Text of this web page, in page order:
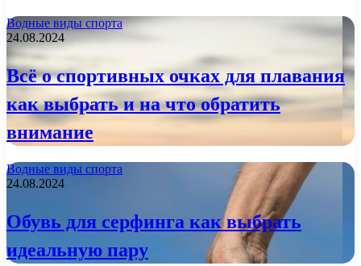
Водные виды спорта
24.08.2024
Всё о спортивных очках для плавания
как выбрать и на что обратить
внимание
Водные виды спорта
24.08.2024
Обувь для серфинга как выбрать
идеальную пару